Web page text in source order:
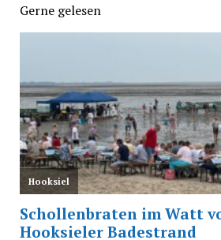
Gerne gelesen